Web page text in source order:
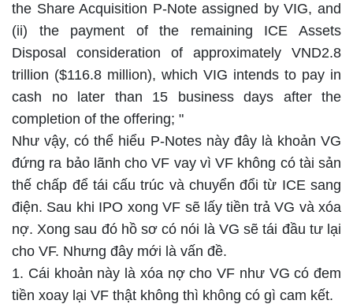
the Share Acquisition P-Note assigned by VIG, and
(ii) the payment of the remaining ICE Assets
Disposal consideration of approximately VND2.8
trillion ($116.8 million), which VIG intends to pay in
cash no later than 15 business days after the
completion of the offering; "
Như vậy, có thể hiểu P-Notes này đây là khoản VG
đứng ra bảo lãnh cho VF vay vì VF không có tài sản
thế chấp để tái cấu trúc và chuyển đổi từ ICE sang
điện. Sau khi IPO xong VF sẽ lấy tiền trả VG và xóa
nợ. Xong sau đó hồ sơ có nói là VG sẽ tái đầu tư lại
cho VF. Nhưng đây mới là vấn đề.
1. Cái khoản này là xóa nợ cho VF như VG có đem
tiền xoay lại VF thật không thì không có gì cam kết.